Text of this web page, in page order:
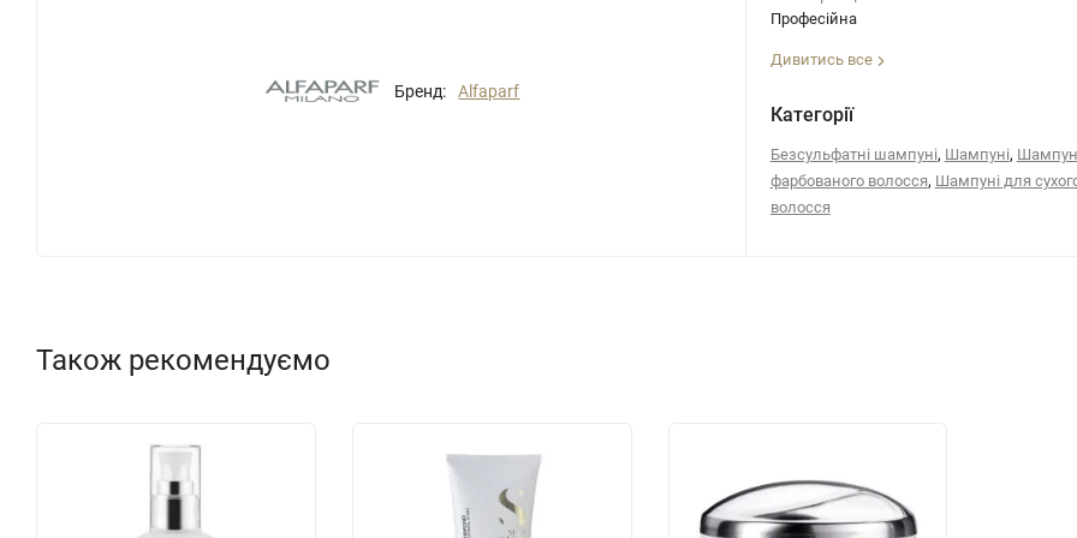
Бренд: Alfaparf
Професійна
Дивитись все
Категорії
Безсульфатні шампуні, Шампуні,
фарбованого волосся, Шампуні для
волосся
Також рекомендуємо